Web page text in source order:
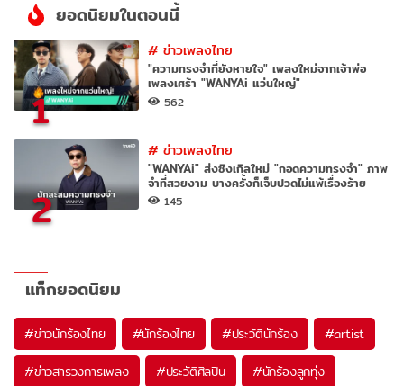
ยอดนิยมในตอนนี้
1
#ข่าวเพลงไทย
"ความทรงจำที่ยังหายใจ" เพลงใหม่จากเจ้าพ่อ
เพลงเศร้า "WANYAi แว่นใหญ่"
562
2
#ข่าวเพลงไทย
"WANYAi" ส่งซิงเกิลใหม่ "กอดความทรงจำ" ภาพ
จำที่สวยงาม บางครั้งก็เจ็บปวดไม่แพ้เรื่องร้าย
145
แท็กยอดนิยม
#ข่าวนักร้องไทย #นักร้องไทย #ประวัตินักร้อง #artist
#ข่าวสารวงการเพลง #ประวัติศิลปิน #นักร้องลูกทุ่ง